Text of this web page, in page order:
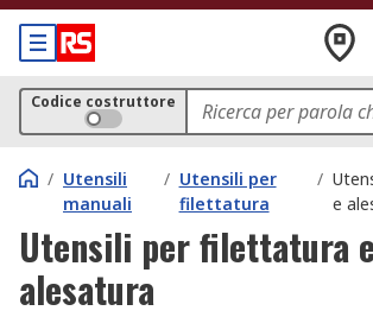
Codice costruttore
/ Utensili
manuali
/ Utensili per
filettatura
/
e
Utensili per filettatura e
alesatura